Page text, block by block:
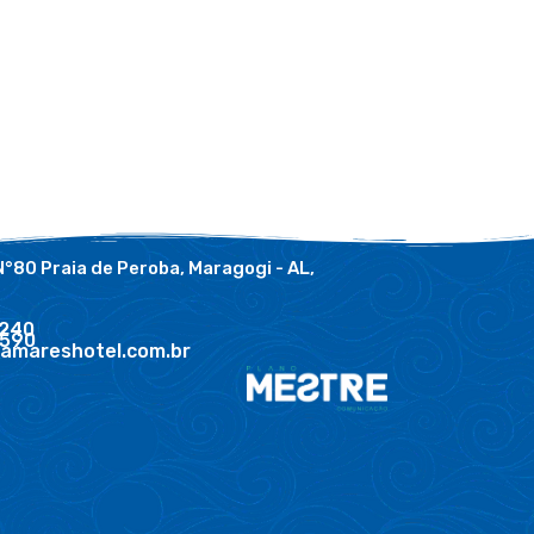
Praia de Peroba, Maragogi - AL,